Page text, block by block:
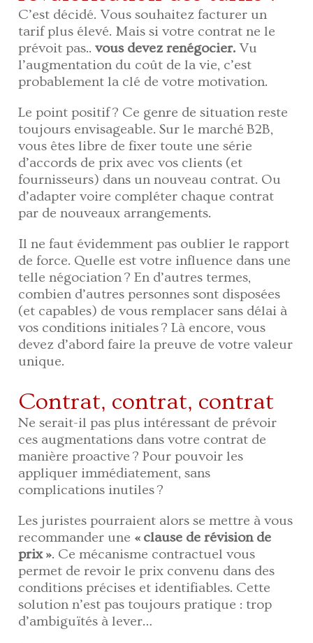
C’est décidé. Vous souhaitez facturer un
tarif plus élevé. Mais si votre contrat ne le
prévoit pas.. vous devez renégocier. Vu
l’augmentation du coût de la vie, c’est
probablement la clé de votre motivation.
Le point positif ? Ce genre de situation reste
toujours envisageable. Sur le marché B2B,
vous êtes libre de fixer toute une série
d’accords de prix avec vos clients (et
fournisseurs) dans un nouveau contrat. Ou
d’adapter voire compléter chaque contrat
par de nouveaux arrangements.
Il ne faut évidemment pas oublier le rapport
de force. Quelle est votre influence dans une
telle négociation ? En d’autres termes,
combien d’autres personnes sont disposées
(et capables) de vous remplacer sans délai à
vos conditions initiales ? Là encore, vous
devez d’abord faire la preuve de votre valeur
unique.
Contrat, contrat, contrat
Ne serait-il pas plus intéressant de prévoir
ces augmentations dans votre contrat de
manière proactive ? Pour pouvoir les
appliquer immédiatement, sans
complications inutiles ?
Les juristes pourraient alors se mettre à vous
recommander une « clause de révision de
prix ». Ce mécanisme contractuel vous
permet de revoir le prix convenu dans des
conditions précises et identifiables. Cette
solution n’est pas toujours pratique : trop
d’ambiguïtés à lever…